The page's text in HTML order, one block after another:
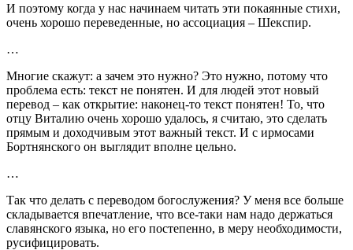
И поэтому когда у нас начинаем читать эти покаянные стихи,
очень хорошо переведенные, но ассоциация – Шекспир.
…
Многие скажут: а зачем это нужно? Это нужно, потому что
проблема есть: текст не понятен. И для людей этот новый
перевод – как открытие: наконец-то текст понятен! То, что
отцу Виталию очень хорошо удалось, я считаю, это сделать
прямым и доходчивым этот важный текст. И с ирмосами
Бортнянского он выглядит вполне цельно.
…
Так что делать с переводом богослужения? У меня все больше
складывается впечатление, что все-таки нам надо держаться
славянского языка, но его постепенно, в меру необходимости,
русифицировать.